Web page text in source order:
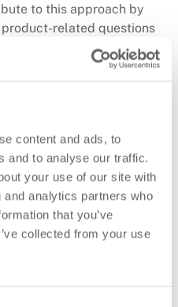
content and ads, to
and to analyse our traffic.
your use of our site with
analytics partners who
that you’ve
collected from your use
to this approach by
related questions
Approval for
team, Christiane
Hundehege, Germany